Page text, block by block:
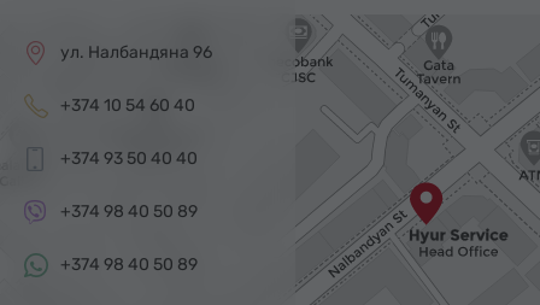
ул. Налбандяна 96
+374 10 54 60 40
+374 93 50 40 40
+374 98 40 50 89
+374 98 40 50 89